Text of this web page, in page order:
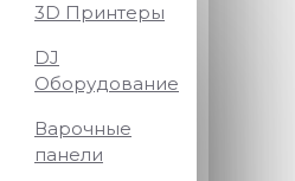
3D Принтеры
DJ
Оборудование
Варочные
панели